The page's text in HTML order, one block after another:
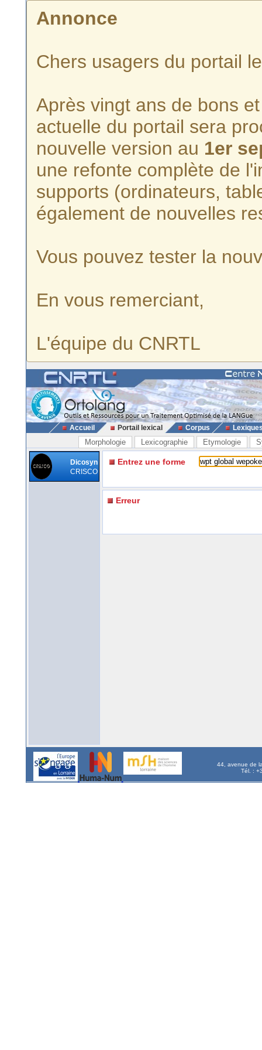
Annonce
Chers usagers du portail
Après vingt ans de bons
actuelle du portail sera
nouvelle version au 1er
une refonte complète de
supports (ordinateurs,
également de nouvelles
Vous pouvez tester la
En vous remerciant,
L'équipe du CNRTL
Accueil Portail lexical Corpus
Morphologie Lexicographie Etymologie
Dicosyn
CRISCO
Entrez une forme
Erreur
44, avenue de
Tél. :